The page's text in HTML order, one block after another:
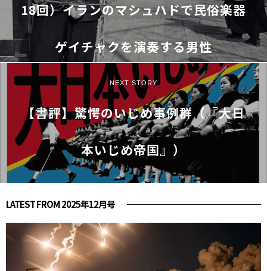
18回）イランのマシュハドで民俗楽器
ゲイチャクを演奏する男性
NEXT STORY
【書評】驚愕のいじめ事例群（『大日
本いじめ帝国』）
LATEST FROM 2025年12月号